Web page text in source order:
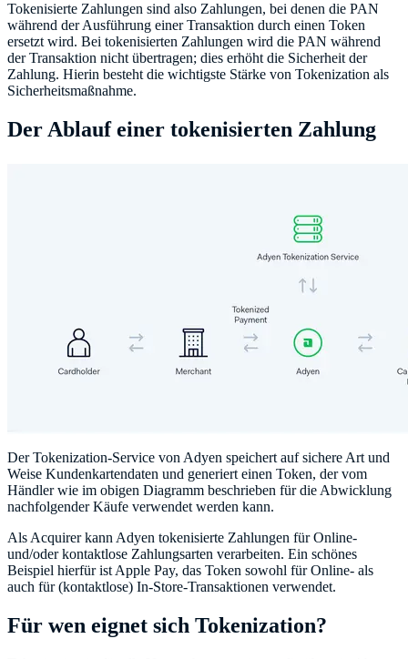
Tokenisierte Zahlungen sind also Zahlungen, bei denen die PAN
während der Ausführung einer Transaktion durch einen Token
ersetzt wird. Bei tokenisierten Zahlungen wird die PAN während
der Transaktion nicht übertragen; dies erhöht die Sicherheit der
Zahlung. Hierin besteht die wichtigste Stärke von Tokenization als
Sicherheitsmaßnahme.
Der Ablauf einer tokenisierten Zahlung
Der Tokenization-Service von Adyen speichert auf sichere Art und
Weise Kundenkartendaten und generiert einen Token, der vom
Händler wie im obigen Diagramm beschrieben für die Abwicklung
nachfolgender Käufe verwendet werden kann.
Als Acquirer kann Adyen tokenisierte Zahlungen für Online-
und/oder kontaktlose Zahlungsarten verarbeiten. Ein schönes
Beispiel hierfür ist Apple Pay, das Token sowohl für Online- als
auch für (kontaktlose) In-Store-Transaktionen verwendet.
Für wen eignet sich Tokenization?